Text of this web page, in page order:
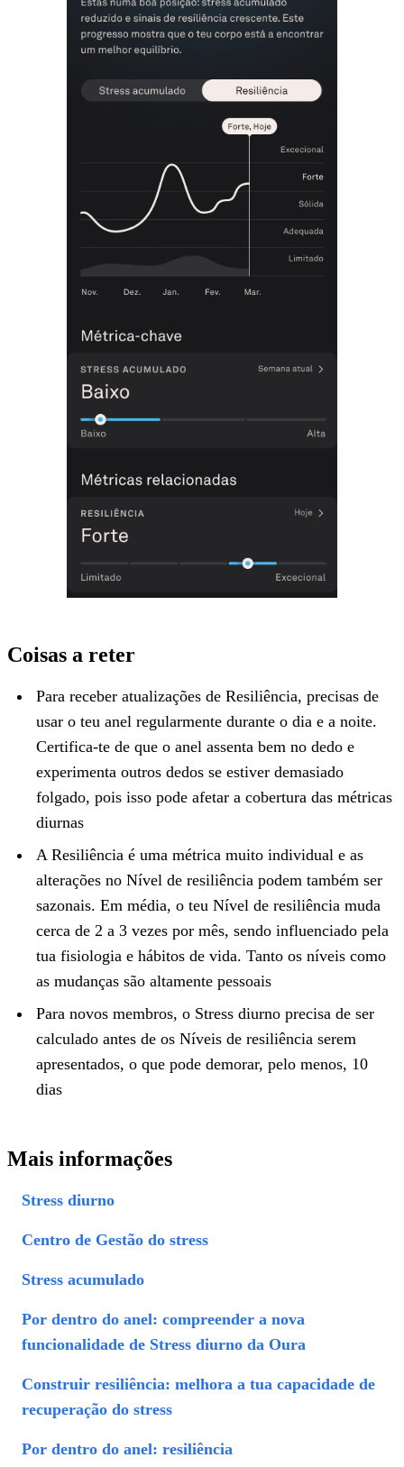
Coisas a reter
Para receber atualizações de Resiliência, precisas de
usar o teu anel regularmente durante o dia e a noite.
Certifica-te de que o anel assenta bem no dedo e
experimenta outros dedos se estiver demasiado
folgado, pois isso pode afetar a cobertura das métricas
diurnas
A Resiliência é uma métrica muito individual e as
alterações no Nível de resiliência podem também ser
sazonais. Em média, o teu Nível de resiliência muda
cerca de 2 a 3 vezes por mês, sendo influenciado pela
tua fisiologia e hábitos de vida. Tanto os níveis como
as mudanças são altamente pessoais
Para novos membros, o Stress diurno precisa de ser
calculado antes de os Níveis de resiliência serem
apresentados, o que pode demorar, pelo menos, 10
dias
Mais informações
Stress diurno
Centro de Gestão do stress
Stress acumulado
Por dentro do anel: compreender a nova
funcionalidade de Stress diurno da Oura
Construir resiliência: melhora a tua capacidade de
recuperação do stress
Por dentro do anel: resiliência